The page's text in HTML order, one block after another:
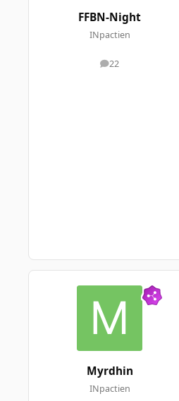
FFBN-Night
INpactien
22
messages
Myrdhin
INpactien